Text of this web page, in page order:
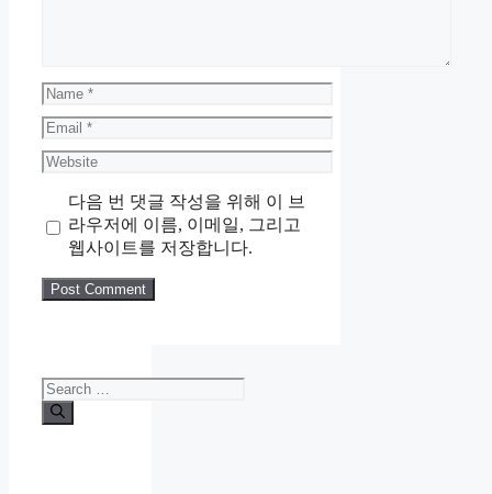
Name
Email
Website
다음 번 댓글 작성을 위해 이 브
라우저에 이름, 이메일, 그리고
웹사이트를 저장합니다.
Search
for: